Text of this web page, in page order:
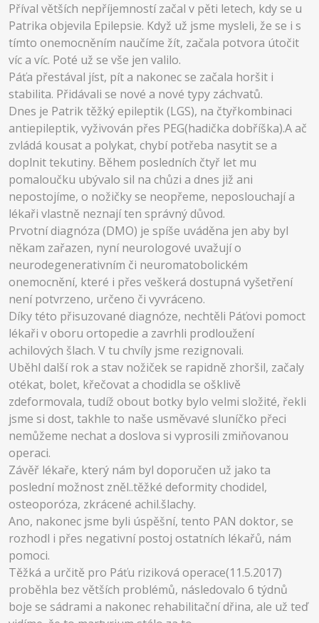
Příval větších nepříjemností začal v pěti letech, kdy se u
Patrika objevila Epilepsie. Když už jsme mysleli, že se i s
tímto onemocněním naučíme žít, začala potvora útočit
víc a víc. Poté už se vše jen valilo.
Páťa přestával jíst, pít a nakonec se začala horšit i
stabilita. Přidávali se nové a nové typy záchvatů.
Dnes je Patrik těžký epileptik (LGS), na čtyřkombinaci
antiepileptik, vyživován přes PEG(hadička dobříška).A ač
zvládá kousat a polykat, chybí potřeba nasytit se a
doplnit tekutiny. Během posledních čtyř let mu
pomaloučku ubývalo sil na chůzi a dnes již ani
nepostojíme, o nožičky se neopřeme, neposlouchají a
lékaři vlastně neznají ten správný důvod.
Prvotní diagnóza (DMO) je spíše uváděna jen aby byl
někam zařazen, nyní neurologové uvažují o
neurodegenerativním či neuromatobolickém
onemocnění, které i přes veškerá dostupná vyšetření
není potvrzeno, určeno či vyvráceno.
Díky této přisuzované diagnóze, nechtěli Páťovi pomoct
lékaři v oboru ortopedie a zavrhli prodloužení
achilových šlach. V tu chvíly jsme rezignovali.
Uběhl další rok a stav nožiček se rapidně zhoršil, začaly
otékat, bolet, křečovat a chodidla se ošklivě
zdeformovala, tudíž obout botky bylo velmi složité, řekli
jsme si dost, takhle to naše usměvavé sluníčko přeci
nemůžeme nechat a doslova si vyprosili zmiňovanou
operaci.
Závěř lékaře, který nám byl doporučen už jako ta
poslední možnost zněl..těžké deformity chodidel,
osteoporóza, zkrácené achil.šlachy.
Ano, nakonec jsme byli úspěšní, tento PAN doktor, se
rozhodl i přes negativní postoj ostatních lékařů, nám
pomoci.
Těžká a určitě pro Páťu riziková operace(11.5.2017)
proběhla bez větších problémů, následovalo 6 týdnů
boje se sádrami a nakonec rehabilitační dřina, ale už teď